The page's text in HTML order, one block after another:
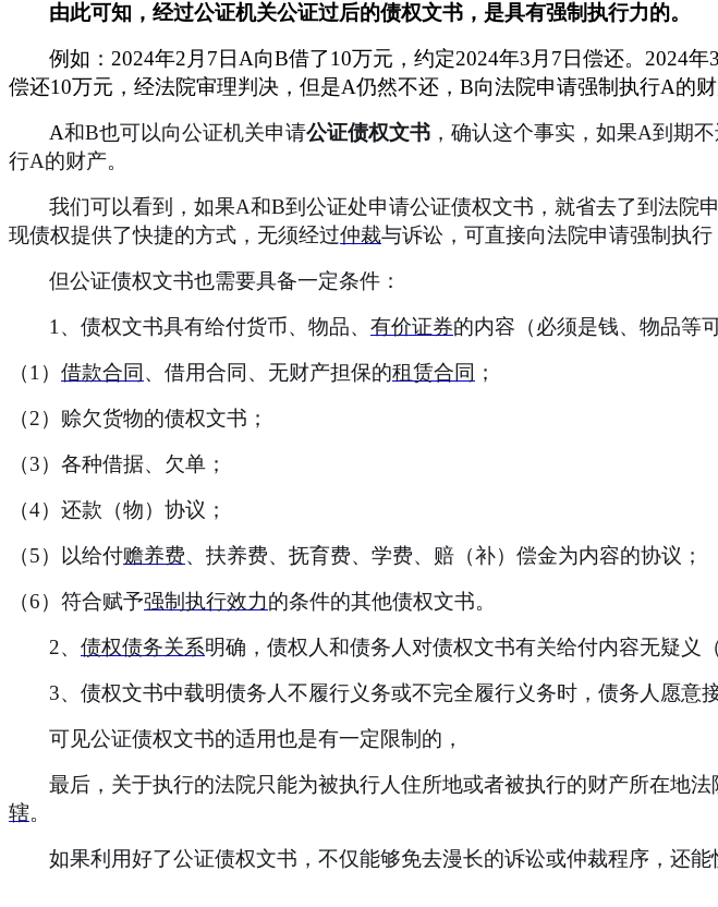
由此可知，经过公证机关公证过后的债权文书，是具有强制执行力的。
例如： 2024年2月7日A向B借了10万元，约定2024年3月7日偿还。2024
偿还10万元，经法院审理判决，但是A仍然不还，B向法院申请强制执行A的财
A和B也可以向公证机关申请公证债权文书 ，确认这个事实，如果A到期
行A的财产。
我们可以看到，如果A和B到公证处申请公证债权文书，就省去了到法院
现债权提供了快捷的方式，无须经过仲裁与诉讼，可直接向法院申请强制执行
但公证债权文书也需要具备一定条件：
1、债权文书具有给付货币、物品、 有价证券的内容（必须是钱、物品等
（1） 借款合同 、借用合同、无财产担保的租赁合同 ；
（2）赊欠货物的债权文书；
（3）各种借据、欠单；
（4）还款（物）协议；
（5）以给付赡养费、扶养费、抚育费、学费、赔（补）偿金为内容的协议；
（6）符合赋予强制执行效力的条件的其他债权文书。
2、 债权债务关系明确，债权人和债务人对债权文书有关给付内容无疑义
3、债权文书中载明债务人不履行义务或不完全履行义务时，债务人愿意
可见公证债权文书的适用也是有一定限制的，
最后，关于执行的法院只能为被执行人住所地或者被执行的财产所在地法
辖。
如果利用好了公证债权文书，不仅能够免去漫长的诉讼或仲裁程序，还